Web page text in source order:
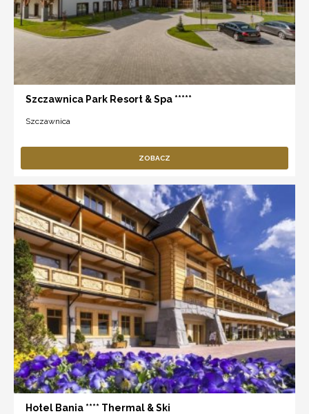
Szczawnica Park Resort & Spa *****
Szczawnica
ZOBACZ
Hotel Bania **** Thermal & Ski